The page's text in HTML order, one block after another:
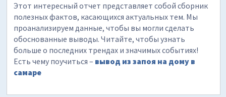
Этот интересный отчет представляет собой сборник
полезных фактов, касающихся актуальных тем. Мы
проанализируем данные, чтобы вы могли сделать
обоснованные выводы. Читайте, чтобы узнать
больше о последних трендах и значимых событиях!
Есть чему поучиться – вывод из запоя на дому в
самаре